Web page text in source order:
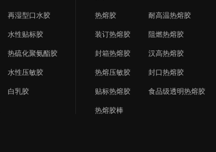
再湿型口水胶
水性贴标胶
热硫化聚氨酯胶
水性压敏胶
白乳胶
热熔胶
装订热熔胶
封箱热熔胶
热熔压敏胶
贴标热熔胶
热熔胶棒
耐高温热熔胶
阻燃热熔胶
汉高热熔胶
封口热熔胶
食品级透明热熔胶